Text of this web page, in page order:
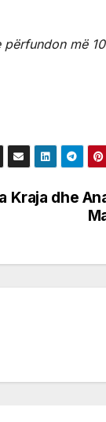
përfundon më 10
Kraja dhe